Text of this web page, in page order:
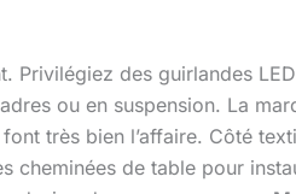
Privilégiez des guirlandes
ou en suspension. La
font très bien l’affaire. Côté
cheminées de table pour